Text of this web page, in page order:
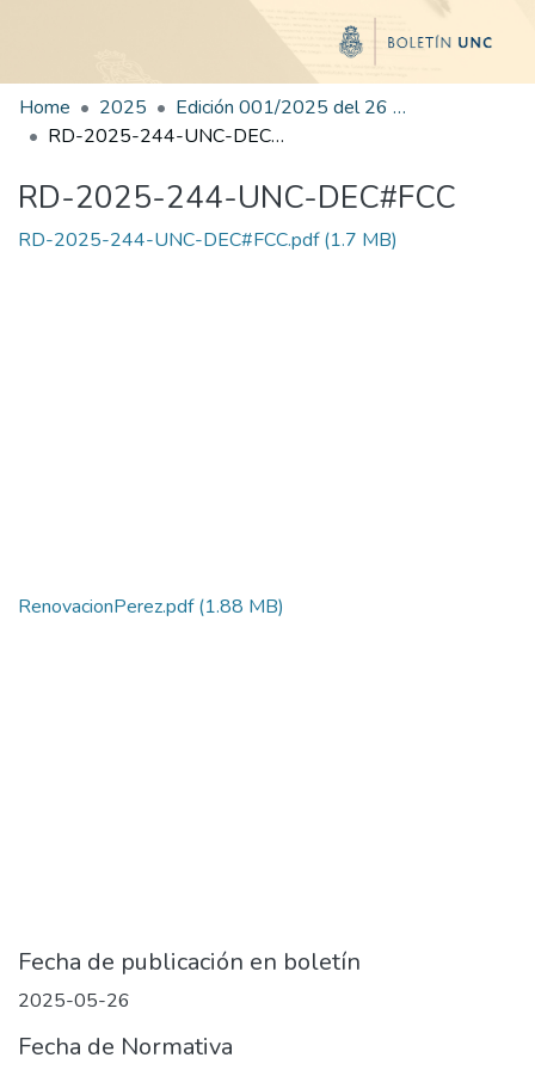
Home 2025
Edición 001/2025 del 26 de mayo de 2025
RD-2025-244-UNC-DEC#FCC
RD-2025-244-UNC-DEC#FCC
RD-2025-244-UNC-DEC#FCC.pdf(1.7 MB)
RenovacionPerez.pdf(1.88 MB)
Fecha de publicación en boletín
2025-05-26
Fecha de Normativa